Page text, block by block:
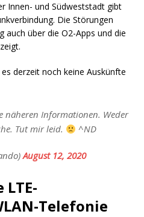
Innen- und Südweststadt gibt
Die Störungen
über die O2-Apps und die
derzeit noch keine Auskünfte
näheren Informationen. Weder
Tut mir leid.
^ND
August 12, 2020
Telefonie